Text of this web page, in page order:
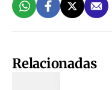
Relacionadas